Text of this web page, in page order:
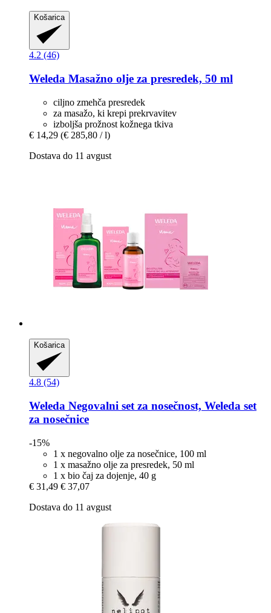
Košarica
4.2 (46)
Weleda Masažno olje za presredek, 50 ml
ciljno zmehča presredek
za masažo, ki krepi prekrvavitev
izboljša prožnost kožnega tkiva
€ 14,29 (€ 285,80 / l)
Dostava do 11 avgust
Košarica
4.8 (54)
Weleda Negovalni set za nosečnost, Weleda set
za nosečnice
-15%
1 x negovalno olje za nosečnice, 100 ml
1 x masažno olje za presredek, 50 ml
1 x bio čaj za dojenje, 40 g
€ 31,49 € 37,07
Dostava do 11 avgust